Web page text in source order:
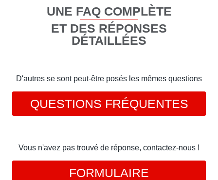
UNE FAQ COMPLÈTE
ET DES RÉPONSES
DÉTAILLÉES
D'autres se sont peut-être posés les mêmes questions
QUESTIONS FRÉQUENTES
Vous n'avez pas trouvé de réponse, contactez-nous !
FORMULAIRE